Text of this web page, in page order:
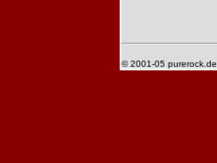
© 2001-05 purerock.de